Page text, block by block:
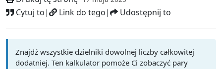
Cytuj to| Link do tego| Udostępnij to
Znajdź wszystkie dzielniki dowolnej liczby całkowitej
dodatniej. Ten kalkulator pomoże Ci zobaczyć pary